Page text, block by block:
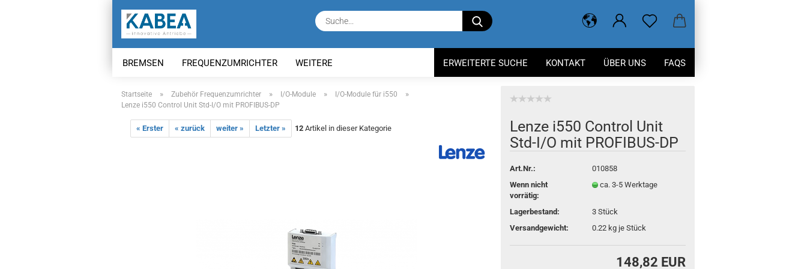
Suche...
BREMSEN FREQUENZUMRICHTER ERWEITERTE SUCHE KONTAKT ÜBER UNS FAQS
WEITERE
Startseite » Zubehör Frequenzumrichter » I/O-Module » I/O-Module für i550 »
Lenze i550 Control Unit Std-I/O mit PROFIBUS-DP
« Erster « zurück weiter » Letzter » 12 Artikel in dieser Kategorie
Lenze i550 Con­trol Unit
Std-I/O mit PROFIBUS-​DP
Art.Nr.:
010858
Wenn nicht
vorrätig:
ca. 3-5 Werktage
Lagerbestand: 3 Stück
Versandgewicht:
0.22kg je Stück
148,82 EUR